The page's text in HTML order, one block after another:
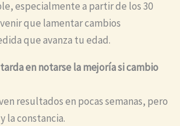
especialmente a partir de los 30
que lamentar cambios
que avanza tu edad.
en notarse la mejoría si cambio
resultados en pocas semanas, pero
la constancia.